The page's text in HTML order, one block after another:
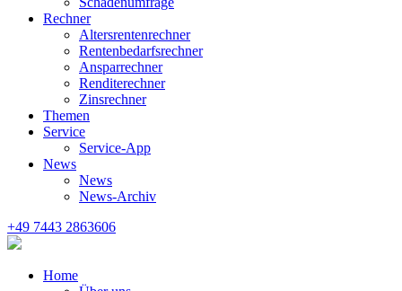
Rechner
Altersrentenrechner
Rentenbedarfsrechner
Ansparrechner
Renditerechner
Zinsrechner
Themen
Service
Service-App
News
News
News-Archiv
+49 7443 2863606
Home